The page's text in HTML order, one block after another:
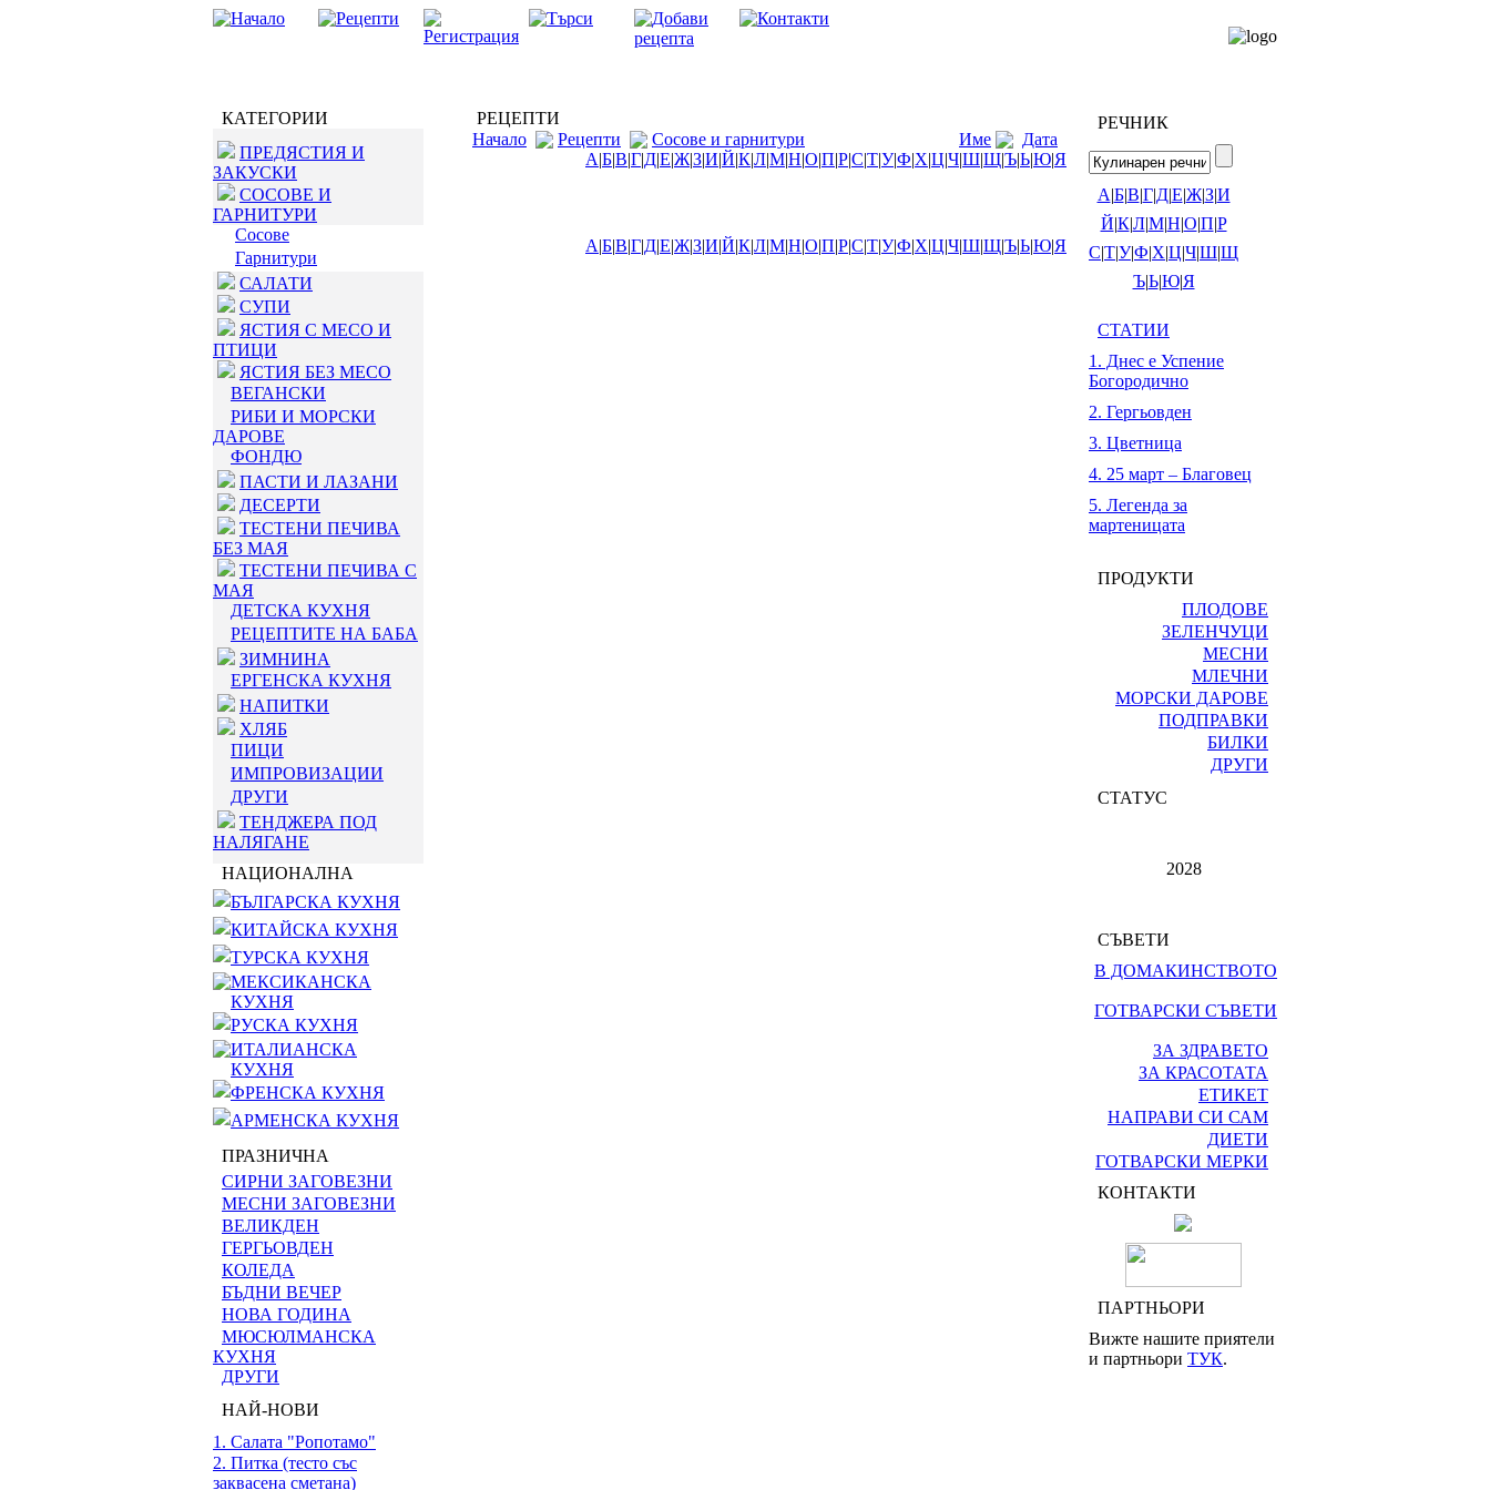
КАТЕГОРИИ
ПРЕДЯСТИЯ И
ЗАКУСКИ
СОСОВЕ И
ГАРНИТУРИ
Сосове
Гарнитури
САЛАТИ
СУПИ
ЯСТИЯ С МЕСО И
ПТИЦИ
ЯСТИЯ БЕЗ МЕСО
ВЕГАНСКИ
РИБИ И МОРСКИ
ДАРОВЕ
ФОНДЮ
ПАСТИ И ЛАЗАНИ
ДЕСЕРТИ
ТЕСТЕНИ ПЕЧИВА
БЕЗ МАЯ
ТЕСТЕНИ ПЕЧИВА С
МАЯ
ДЕТСКА КУХНЯ
РЕЦЕПТИТЕ НА БАБА
ЗИМНИНА
ЕРГЕНСКА КУХНЯ
НАПИТКИ
ХЛЯБ
ПИЦИ
ИМПРОВИЗАЦИИ
ДРУГИ
ТЕНДЖЕРА ПОД
НАЛЯГАНЕ
НАЦИОНАЛНА
БЪЛГАРСКА КУХНЯ
КИТАЙСКА КУХНЯ
ТУРСКА КУХНЯ
МЕКСИКАНСКА
КУХНЯ
РУСКА КУХНЯ
ИТАЛИАНСКА
КУХНЯ
ФРЕНСКА КУХНЯ
АРМЕНСКА КУХНЯ
ПРАЗНИЧНА
СИРНИ ЗАГОВЕЗНИ
МЕСНИ ЗАГОВЕЗНИ
ВЕЛИКДЕН
ГЕРГЬОВДЕН
КОЛЕДА
БЪДНИ ВЕЧЕР
НОВА ГОДИНА
МЮСЮЛМАНСКА
КУХНЯ
ДРУГИ
НАЙ-НОВИ
1. Салата "Ропотамо"
2. Питка (тесто със
заквасена сметана)
РЕЦЕПТИ
Начало
Рецепти Сосове и гарнитури Име
Дата
А|Б|В|Г|Д|Е|Ж|З|И|Й|К|Л|М|Н|О|П|Р|С|Т|У|Ф|Х|Ц|Ч|Ш|Щ|Ъ|Ь|Ю|Я
А|Б|В|Г|Д|Е|Ж|З|И|Й|К|Л|М|Н|О|П|Р|С|Т|У|Ф|Х|Ц|Ч|Ш|Щ|Ъ|Ь|Ю|Я
РЕЧНИК
А|Б|В|Г|Д|Е|Ж|З|И
Й|К|Л|М|Н|О|П|Р
С|Т|У|Ф|Х|Ц|Ч|Ш|Щ
Ъ|Ь|Ю|Я
СТАТИИ
1. Днес е Успение
Богородично
2. Гергьовден
3. Цветница
4. 25 март – Благовец
5. Легенда за
мартеницата
ПРОДУКТИ
ПЛОДОВЕ
ЗЕЛЕНЧУЦИ
МЕСНИ
МЛЕЧНИ
МОРСКИ ДАРОВЕ
ПОДПРАВКИ
БИЛКИ
ДРУГИ
СТАТУС
2028
СЪВЕТИ
В ДОМАКИНСТВОТО
ГОТВАРСКИ СЪВЕТИ
ЗА ЗДРАВЕТО
ЗА КРАСОТАТА
ЕТИКЕТ
НАПРАВИ СИ САМ
ДИЕТИ
ГОТВАРСКИ МЕРКИ
КОНТАКТИ
ПАРТНЬОРИ
Вижте нашите приятели
и партньори ТУК.